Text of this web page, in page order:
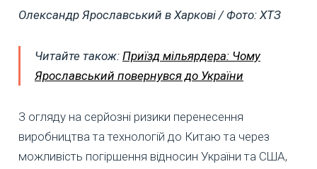
Олександр Ярославський в Харкові / Фото: ХТЗ
Читайте також: Приїзд мільярдера: Чому
Ярославський повернувся до України
З огляду на серйозні ризики перенесення
виробництва та технологій до Китаю та через
можливість погіршення відносин України та США,